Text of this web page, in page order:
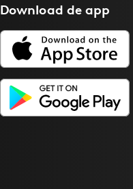
Download deapp